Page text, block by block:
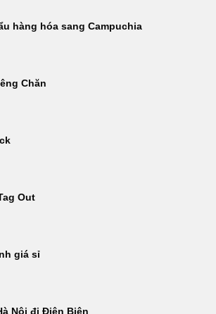
hàng hóa sang Campuchia
Chăn
Out
giá sỉ
Nội đi Điện Biên